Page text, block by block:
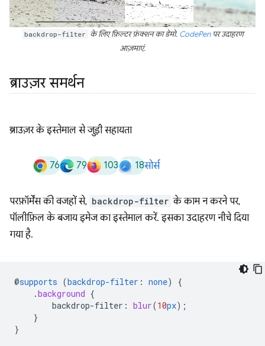
backdrop-filter के लिए फ़िल्टर फ़ंक्शन का डेमो. CodePenपर उदाहरण
आज़माएं.
ब्राउज़र समर्थन
ब्राउज़र के इस्तेमाल से जुड़ी सहायता
76 79 103 18सोर्स
परफ़ॉर्मेंस की वजहों से, backdrop-filter के काम न करने पर,
पॉलीफ़िल के बजाय इमेज का इस्तेमाल करें. इसका उदाहरण नीचे दिया
गया है.
@supports (backdrop-filter : none)
{
.background {
backdrop-filter : blur(10px);
}
}